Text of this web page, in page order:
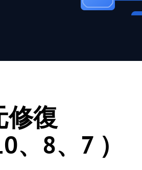
修復
、8、7 ）